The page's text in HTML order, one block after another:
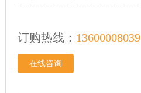
订购热线： 13600008039
在线咨询